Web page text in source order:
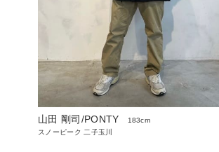
山田 剛司/PONTY
183cm
スノーピーク 二子玉川